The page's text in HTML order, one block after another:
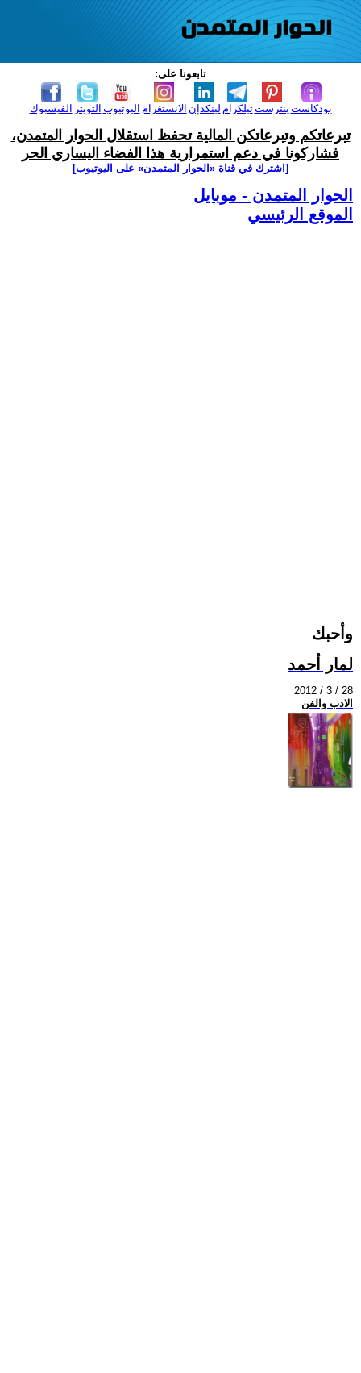
تابعونا على:
الفيسبوك التويتر اليوتيوب الانستغرام لينكدإن تيلكرامبنترست بودكاست
تبرعاتكم وتبرعاتكن المالية تحفظ استقلال الحوار المتمدن،
فشاركونا في دعم استمرارية هذا الفضاء اليساري الحر
[اشترك في قناة ‫«الحوار المتمدن» على اليوتيوب]
الحوار المتمدن - موبايل
الموقع الرئيسي
وأحبك
لمار أحمد
2012 / 3 / 28
الادب والفن